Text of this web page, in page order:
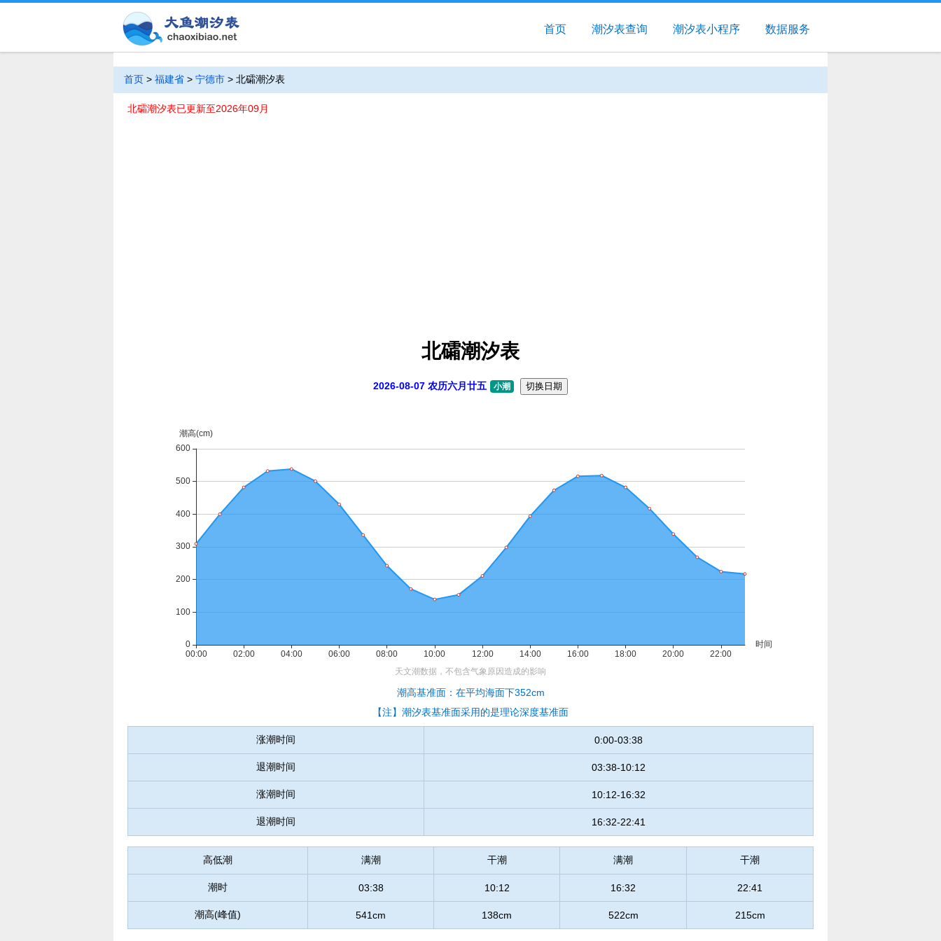
首页 潮汐表查询 潮汐表小程序 数据服务
首页 > 福建省 > 宁德市 > 北礵潮汐表
北礵潮汐表已更新至2026年09月
北礵潮汐表
2026-08-07 农历六月廿五 小潮 切换日期
潮高基准面：在平均海面下352cm
【注】潮汐表基准面采用的是理论深度基准面
涨潮时间 0:00-03:38
退潮时间 03:38-10:12
涨潮时间 10:12-16:32
退潮时间 16:32-22:41
高低潮 满潮 干潮 满潮 干潮
潮时 03:38 10:12 16:32 22:41
潮高(峰值) 541cm 138cm 522cm 215cm